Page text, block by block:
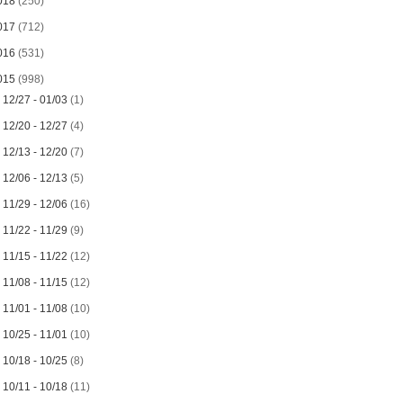
(712)
(531)
(998)
12/27 - 01/03(1)
12/20 - 12/27(4)
12/13 - 12/20(7)
12/06 - 12/13(5)
11/29 - 12/06(16)
11/22 - 11/29(9)
11/15 - 11/22(12)
11/08 - 11/15(12)
11/01 - 11/08(10)
10/25 - 11/01(10)
10/18 - 10/25(8)
10/11 - 10/18(11)